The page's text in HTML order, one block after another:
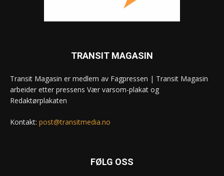
TRANSIT MAGASIN
Transit Magasin er medlem av Fagpressen | Transit Magasin
arbeider etter pressens Vær varsom-plakat og
Redaktørplakaten
Kontakt: post@transitmedia.no
FØLG OSS